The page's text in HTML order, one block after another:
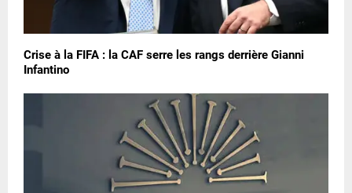
Crise à la FIFA : la CAF serre les rangs derrière Gianni
Infantino